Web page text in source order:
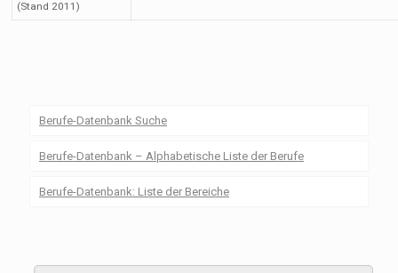
(Stand 2011)
Berufe-Datenbank Suche
Berufe-Datenbank – Alphabetische Liste der Berufe
Berufe-Datenbank: Liste der Bereiche